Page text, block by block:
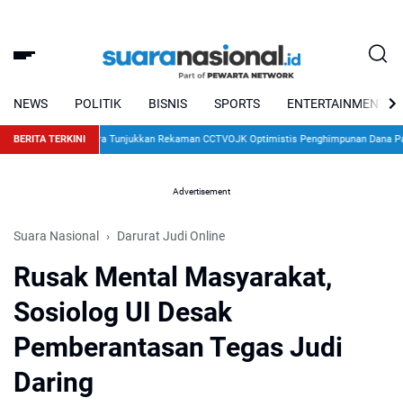
NEWS POLITIK BISNIS SPORTS ENTERTAINMENT
BERITA TERKINI
Anak, Pengacara Tunjukkan Rekaman CCTVOJK Optimistis Penghimpunan Dana
Advertisement
Suara Nasional Darurat Judi Online
Rusak Mental Masyarakat,
Sosiolog UI Desak
Pemberantasan Tegas Judi
Daring